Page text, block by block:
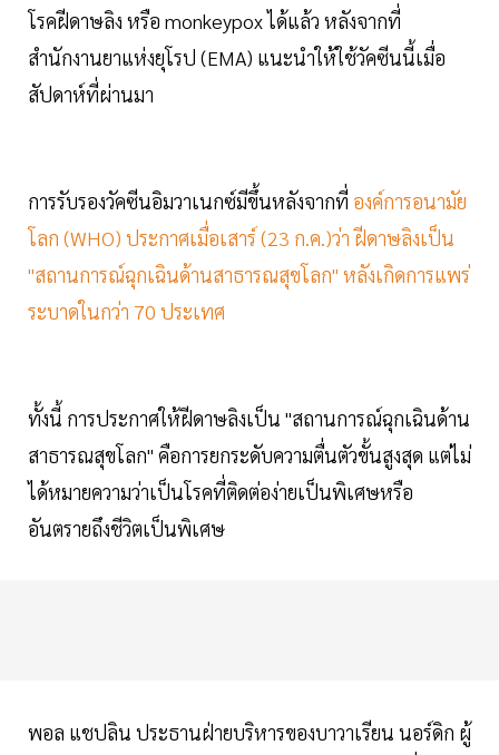
โรคฝีดาษลิง หรือ monkeypox ได้แล้ว หลังจากที่
สำนักงานยาแห่งยุโรป (EMA) แนะนำให้ใช้วัคซีนนี้เมื่อ
สัปดาห์ที่ผ่านมา
การรับรองวัคซีนอิมวาเนกซ์มีขึ้นหลังจากที่ องค์การอนามัย
โลก (WHO) ประกาศเมื่อเสาร์ (23 ก.ค.)ว่า ฝีดาษลิงเป็น
"สถานการณ์ฉุกเฉินด้านสาธารณสุขโลก" หลังเกิดการแพร่
ระบาดในกว่า 70 ประเทศ
ทั้งนี้ การประกาศให้ฝีดาษลิงเป็น "สถานการณ์ฉุกเฉินด้าน
สาธารณสุขโลก" คือการยกระดับความตื่นตัวขั้นสูงสุด แต่ไม่
ได้หมายความว่าเป็นโรคที่ติดต่อง่ายเป็นพิเศษหรือ
อันตรายถึงชีวิตเป็นพิเศษ
พอล แชปลิน ประธานฝ่ายบริหารของบาวาเรียน นอร์ดิก ผู้